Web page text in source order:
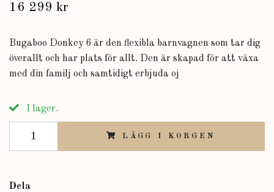
16 299 kr
Bugaboo Donkey 6 är den flexibla barnvagnen som tar dig
överallt och har plats för allt. Den är skapad för att växa
med din familj och samtidigt erbjuda oj
I lager.
LÄGG I KORGEN
Dela